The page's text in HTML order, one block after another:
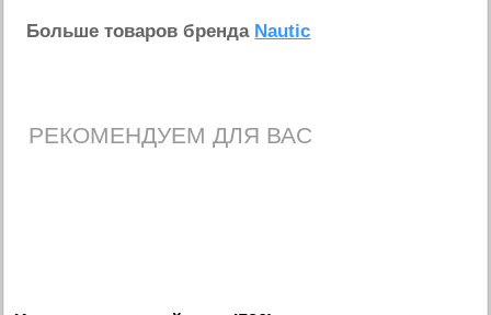
Больше товаров бренда Nautic
РЕКОМЕНДУЕМ ДЛЯ ВАС